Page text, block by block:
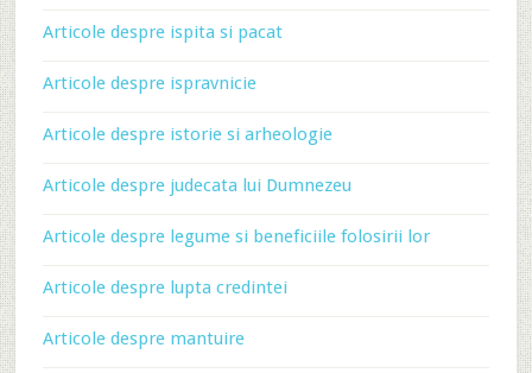
Articole despre ispita si pacat
Articole despre ispravnicie
Articole despre istorie si arheologie
Articole despre judecata lui Dumnezeu
Articole despre legume si beneficiile folosirii lor
Articole despre lupta credintei
Articole despre mantuire